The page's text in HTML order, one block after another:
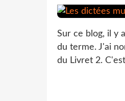
Sur ce blog, il y
du terme. J'ai
du Livret 2.